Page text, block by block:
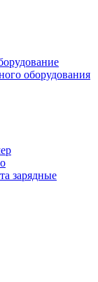
оборудования
зарядные